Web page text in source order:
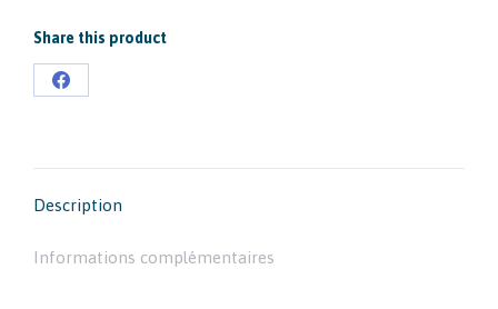
Share this product
Partager
Description
Informations complémentaires